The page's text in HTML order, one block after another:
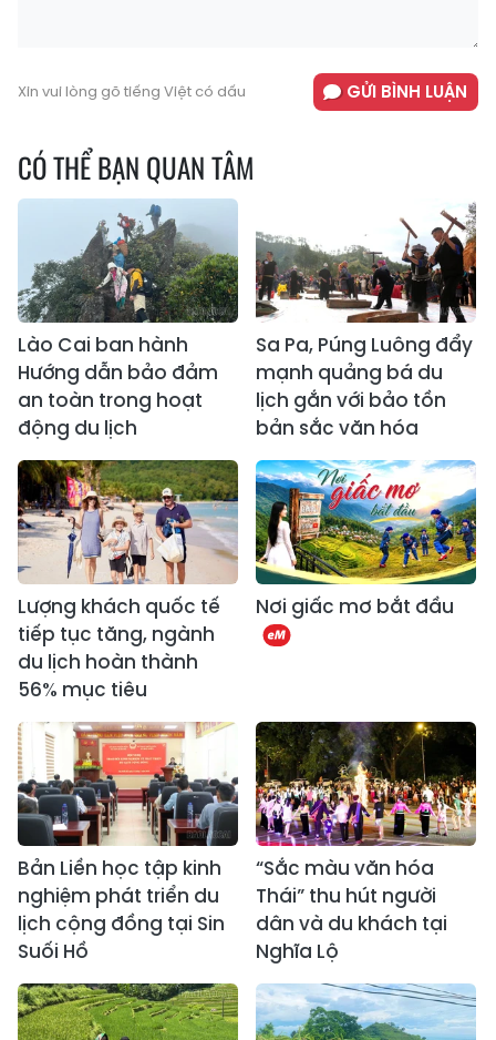
Xin vui lòng gõ tiếng Việt có dấu GỬI BÌNH LUẬN
CÓ THỂ BẠN QUAN TÂM
Lào Cai ban hành
Hướng dẫn bảo đảm
an toàn trong hoạt
động du lịch
Sa Pa, Púng Luông đẩy
mạnh quảng bá du
lịch gắn với bảo tồn
bản sắc văn hóa
Lượng khách quốc tế
tiếp tục tăng, ngành
du lịch hoàn thành
56% mục tiêu
Nơi giấc mơ bắt đầu
Bản Liền học tập kinh
nghiệm phát triển du
lịch cộng đồng tại Sin
Suối Hồ
“Sắc màu văn hóa
Thái” thu hút người
dân và du khách tại
Nghĩa Lộ